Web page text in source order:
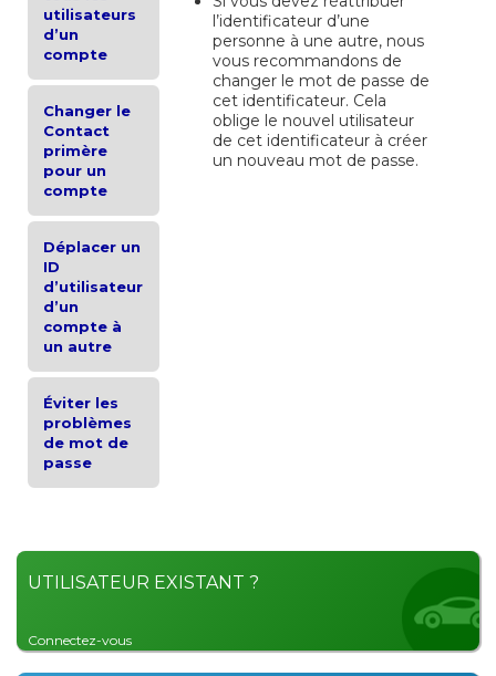
utilisateurs
d’un
compte
Changer le
Contact
primère
pour un
compte
Déplacer un
ID
d’utilisateur
d’un
compte à
un autre
Éviter les
problèmes
de mot de
passe
l’identificateur d’une
personne à une autre, nous
vous recommandons de
changer le mot de passe de
cet identificateur. Cela
oblige le nouvel utilisateur
de cet identificateur à créer
un nouveau mot de passe.
UTILISATEUR EXISTANT ?
Connectez-vous